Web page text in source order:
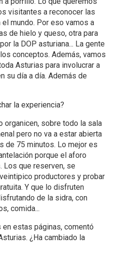
visitantes a reconocer las
mundo. Por eso vamos a
de hielo y queso, otra para
la DOP asturiana... La gente
conceptos. Además, vamos
Asturias para involucrar a
su día a día. Además de
la experiencia?
organicen, sobre todo la sala
pero no va a estar abierta
de 75 minutos. Lo mejor es
porque el aforo
Los que reserven, se
productores y probar
Y que lo disfruten
de la sidra, con
comida...
estas páginas, comentó
¿Ha cambiado la